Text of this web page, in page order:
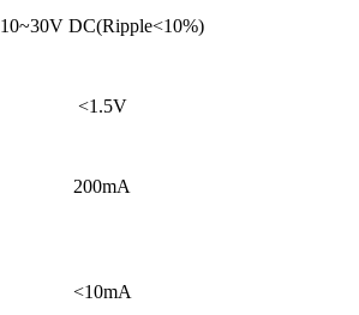
10~30V DC(Ripple<10%)
<1.5V
200mA
<10mA